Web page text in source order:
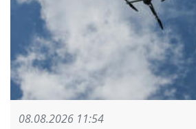
08.08.2026 11:54